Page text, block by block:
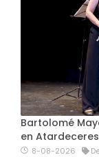
Bartolomé
en
8-08-2026